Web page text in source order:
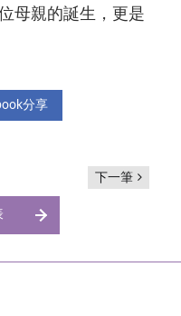
母親的誕生，更是
分享
下一筆